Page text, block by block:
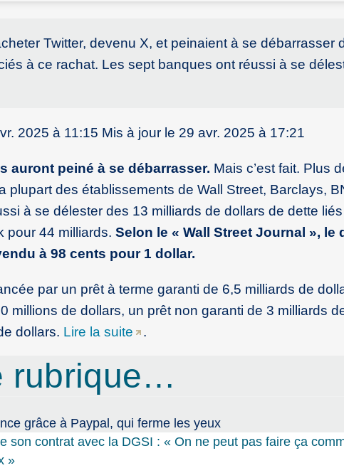
Twitter, devenu X, et peinaient à se débarrasser
à ce rachat. Les sept banques ont réussi à se
2025 à 11:15 Mis à jour le 29 avr. 2025 à 17:21
auront peiné à se débarrasser. Mais c’est fait. Plus
plupart des établissements de Wall Street, Barclays,
à se délester des 13 milliards de dollars de dette
pour 44 milliards. Selon le « Wall Street Journal », le
à 98 cents pour 1 dollar.
par un prêt à terme garanti de 6,5 milliards de
millions de dollars, un prêt non garanti de 3 milliards
dollars. Lire la suite .
rubrique…
grâce à Paypal, qui ferme les yeux
son contrat avec la DGSI : « On ne peut pas faire ça
»